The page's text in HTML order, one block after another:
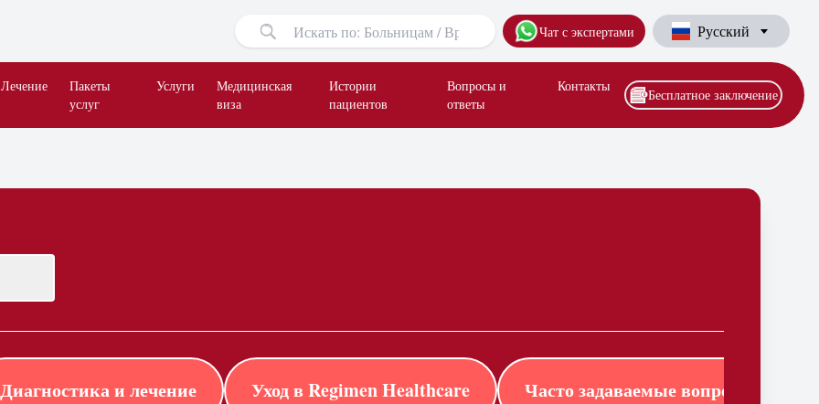
Чат с экспертами Русский
Лечение
Пакеты
услуг
Услуги
Медицинская
виза
Истории
пациентов
Вопросы и
ответы
Контакты
Бесплатное заключение
Диагностика и лечение Уход в Regimen Healthcare Часто задаваемые вопросы